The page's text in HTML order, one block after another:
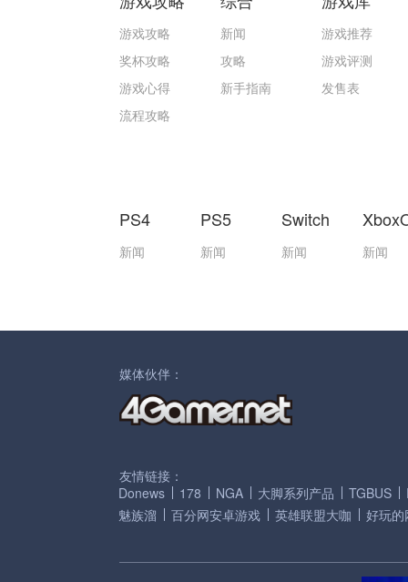
游戏攻略
奖杯攻略
游戏心得
流程攻略
新闻
攻略
新手指南
游戏推荐
游戏评测
发售表
PS4
新闻
PS5
新闻
Switch
新闻 新闻
媒体伙伴：
友情链接：
Donews
178 NGA 大脚系列产品 TGBUS
魅族溜
百分网安卓游戏 英雄联盟大咖 好玩的